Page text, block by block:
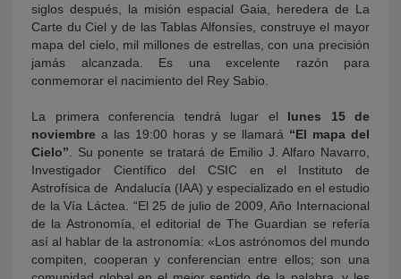
siglos después, la misión espacial Gaia, heredera de La
Carte du Ciel y de las Tablas Alfonsíes, construye el mayor
mapa del cielo, mil millones de estrellas, con una precisión
jamás alcanzada. Es una excelente razón para
conmemorar el nacimiento del Rey Sabio.
La primera conferencia tendrá lugar el lunes 15 de
noviembre a las 19:00 horas y se llamará “El mapa del
Cielo”. Su ponente se tratará de Emilio J. Alfaro Navarro,
Investigador Científico del CSIC en el Instituto de
Astrofísica de Andalucía (IAA) y especializado en el estudio
de la Vía Láctea. “El 25 de julio de 2009, Año Internacional
de la Astronomía, el editorial de The Guardian se refería
así al hablar de la astronomía: «Los astrónomos del mundo
compiten, cooperan y conferencian entre ellos; son una